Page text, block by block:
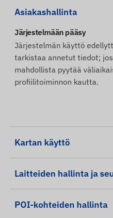
Asiakashallinta
Järjestelmään pääsy
Järjestelmän käyttö
tarkistaa annetut tiedot;
mahdollista pyytää
profiilitoiminnon kautta.
Kartan käyttö
Laitteiden hallinta ja
POI-kohteiden hallinta